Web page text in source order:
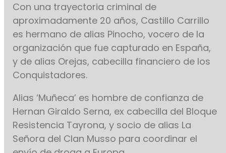
Con una trayectoria criminal de
aproximadamente 20 años, Castillo Carrillo
es hermano de alias Pinocho, vocero de la
organización que fue capturado en España,
y de alias Orejas, cabecilla financiero de los
Conquistadores.
Alias ‘Muñeca’ es hombre de confianza de
Hernan Giraldo Serna, ex cabecilla del Bloque
Resistencia Tayrona, y socio de alias La
Señora del Clan Musso para coordinar el